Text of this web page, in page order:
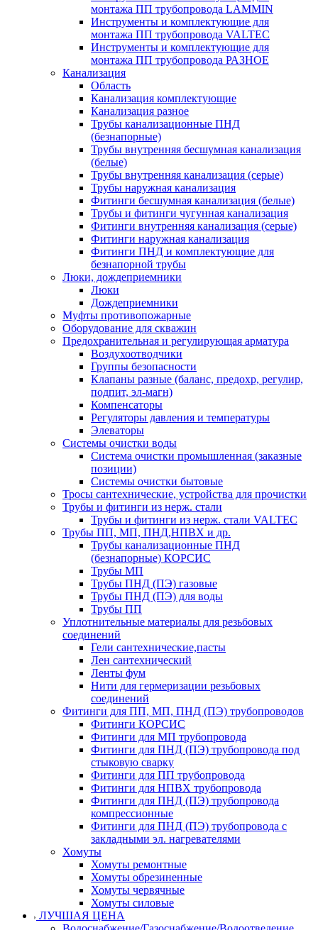
монтажа ПП трубопровода LAMMIN
Инструменты и комплектующие для
монтажа ПП трубопровода VALTEC
Инструменты и комплектующие для
монтажа ПП трубопровода РАЗНОЕ
Канализация
Область
Канализация комплектующие
Канализация разное
Трубы канализационные ПНД
(безнапорные)
Трубы внутренняя бесшумная канализация
(белые)
Трубы внутренняя канализация (серые)
Трубы наружная канализация
Фитинги бесшумная канализация (белые)
Трубы и фитинги чугунная канализация
Фитинги внутренняя канализация (серые)
Фитинги наружная канализация
Фитинги ПНД и комплектующие для
безнапорной трубы
Люки, дождеприемники
Люки
Дождеприемники
Муфты противопожарные
Оборудование для скважин
Предохранительная и регулирующая арматура
Воздухоотводчики
Группы безопасности
Клапаны разные (баланс, предохр, регулир,
подпит, эл-магн)
Компенсаторы
Регуляторы давления и температуры
Элеваторы
Системы очистки воды
Система очистки промышленная (заказные
позиции)
Системы очистки бытовые
Тросы сантехнические, устройства для прочистки
Трубы и фитинги из нерж. стали
Трубы и фитинги из нерж. стали VALTEC
Трубы ПП, МП, ПНД,НПВХ и др.
Трубы канализационные ПНД
(безнапорные) КОРСИС
Трубы МП
Трубы ПНД (ПЭ) газовые
Трубы ПНД (ПЭ) для воды
Трубы ПП
Уплотнительные материалы для резьбовых
соединений
Гели сантехнические,пасты
Лен сантехнический
Ленты фум
Нити для гермеризации резьбовых
соединений
Фитинги для ПП, МП, ПНД (ПЭ) трубопроводов
Фитинги КОРСИС
Фитинги для МП трубопровода
Фитинги для ПНД (ПЭ) трубопровода под
стыковую сварку
Фитинги для ПП трубопровода
Фитинги для НПВХ трубопровода
Фитинги для ПНД (ПЭ) трубопровода
компрессионные
Фитинги для ПНД (ПЭ) трубопровода с
закладными эл. нагревателями
Хомуты
Хомуты ремонтные
Хомуты обрезиненные
Хомуты червячные
Хомуты силовые
ЛУЧШАЯ ЦЕНА